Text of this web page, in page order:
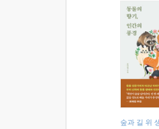
숲과 길 위